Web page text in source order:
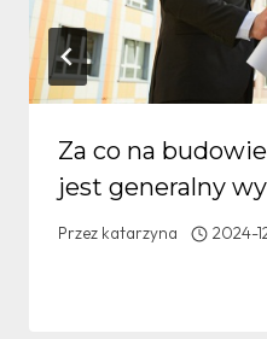
Za co na
jest generalny
Przez katarzyna 2024-